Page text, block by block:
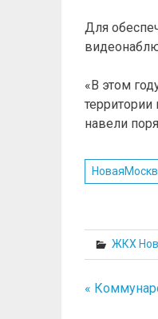
Для
«В этом
навели
ЖКХ
«